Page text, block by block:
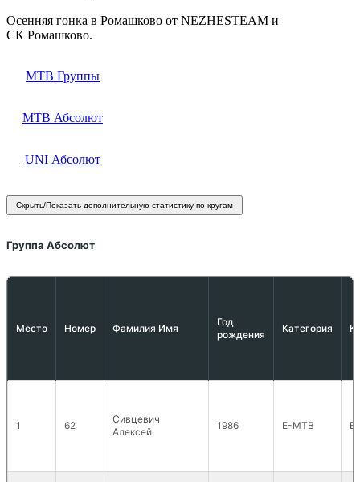
Осенняя гонка в Ромашково от NEZHESTEAM и
СК Ромашково.
MTB Группы
MTB Абсолют
UNI Абсолют
Скрыть/Показать дополнительную статистику по кругам
Группа Абсолют
Место Номер Фамилия Имя
Год
рождения
Категория
1 62
Сивцевич
Алексей
1986 E-MTB